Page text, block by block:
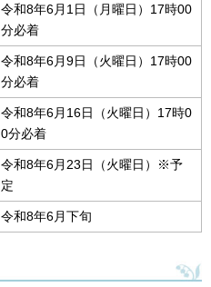
令和8年6月1日（月曜日）17時00
分必着
令和8年6月9日（火曜日）17時00
分必着
令和8年6月16日（火曜日）17時0
0分必着
令和8年6月23日（火曜日）※予
定
令和8年6月下旬